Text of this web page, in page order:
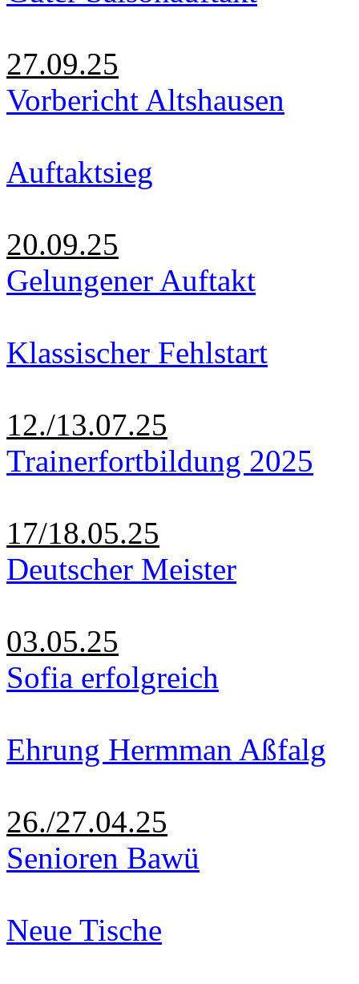
27.09.25
Vorbericht Altshausen
Auftaktsieg
20.09.25
Gelungener Auftakt
Klassischer Fehlstart
12./13.07.25
Trainerfortbildung 2025
17/18.05.25
Deutscher Meister
03.05.25
Sofia erfolgreich
Ehrung Hermman Aßfalg
26./27.04.25
Senioren Bawü
Neue Tische